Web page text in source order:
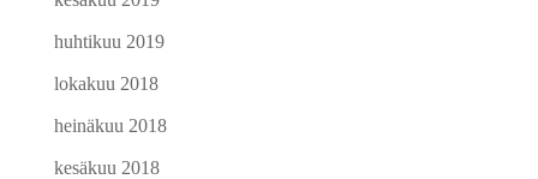
huhtikuu 2019
lokakuu 2018
heinäkuu 2018
kesäkuu 2018